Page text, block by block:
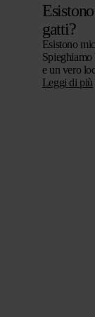
gatti?
Esistono
e un vero
per gatti, se
Leggi di più